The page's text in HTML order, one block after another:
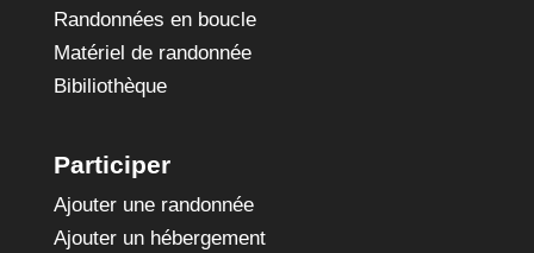
Randonnées en boucle
Matériel de randonnée
Bibiliothèque
Participer
Ajouter une randonnée
Ajouter un hébergement